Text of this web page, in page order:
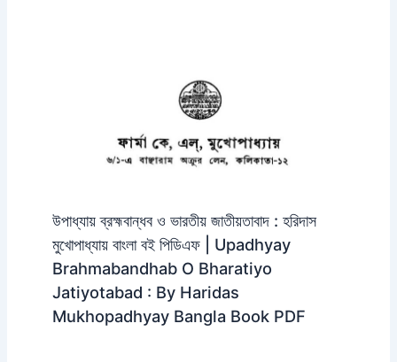
উপাধ্যায় ব্রহ্মবান্ধব ও ভারতীয় জাতীয়তাবাদ : হরিদাস
মুখোপাধ্যায় বাংলা বই পিডিএফ | Upadhyay
Brahmabandhab O Bharatiyo
Jatiyotabad : By Haridas
Mukhopadhyay Bangla Book PDF